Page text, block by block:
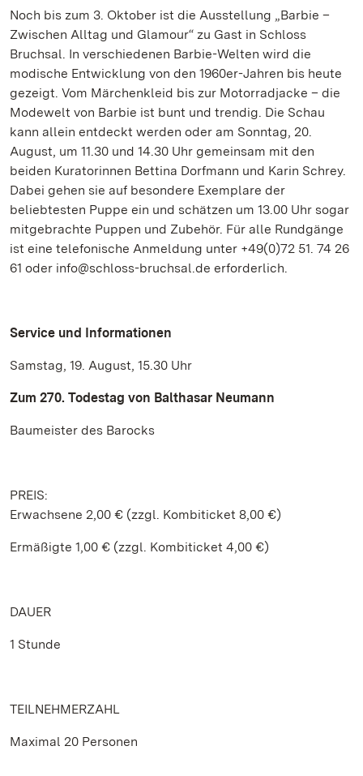
Noch bis zum 3. Oktober ist die Ausstellung „Barbie –
Zwischen Alltag und Glamour“ zu Gast in Schloss
Bruchsal. In verschiedenen Barbie-Welten wird die
modische Entwicklung von den 1960er-Jahren bis heute
gezeigt. Vom Märchenkleid bis zur Motorradjacke – die
Modewelt von Barbie ist bunt und trendig. Die Schau
kann allein entdeckt werden oder am Sonntag, 20.
August, um 11.30 und 14.30 Uhr gemeinsam mit den
beiden Kuratorinnen Bettina Dorfmann und Karin Schrey.
Dabei gehen sie auf besondere Exemplare der
beliebtesten Puppe ein und schätzen um 13.00 Uhr sogar
mitgebrachte Puppen und Zubehör. Für alle Rundgänge
ist eine telefonische Anmeldung unter +49(0)72 51. 74 26
61 oder info@schloss-bruchsal.de erforderlich.
Service und Informationen
Samstag, 19. August, 15.30 Uhr
Zum 270. Todestag von Balthasar Neumann
Baumeister des Barocks
PREIS:
Erwachsene 2,00 € (zzgl. Kombiticket 8,00 €)
Ermäßigte 1,00 € (zzgl. Kombiticket 4,00 €)
DAUER
1 Stunde
TEILNEHMERZAHL
Maximal 20 Personen